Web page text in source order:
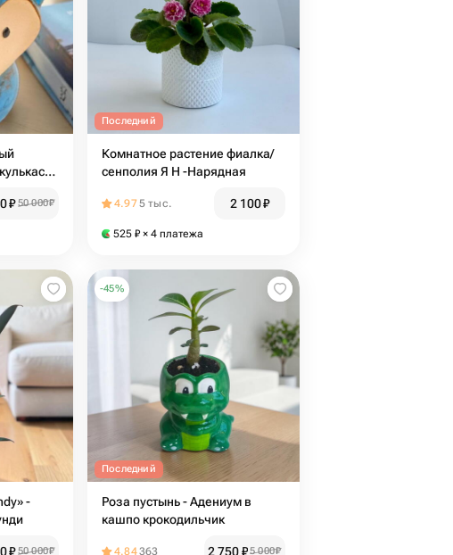
₽ 50 000₽
Последний
Комнатное растение фиалка/
сенполия Я Н -Нарядная
4.975 тыс. 2 100₽
525 ₽ × 4 платежа
-
₽ 50 000₽
-45%
Последний
Роза пустынь - Адениум в
кашпо крокодильчик
4.84363 2 750₽5 000₽